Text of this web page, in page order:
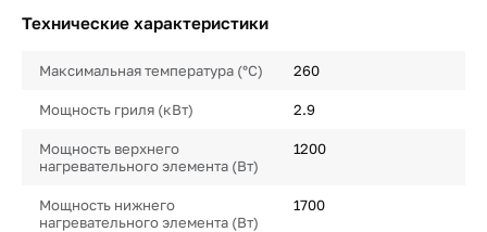
Технические характеристики
Максимальная температура (°C) 260
Мощность гриля (кВт) 2.9
Мощность верхнего
нагревательного элемента (Вт)
1200
Мощность нижнего
нагревательного элемента (Вт)
1700